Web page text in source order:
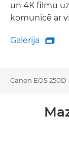
un 4K filmu
komunicē ar
Galerija
Galerija

Canon EOS 250D